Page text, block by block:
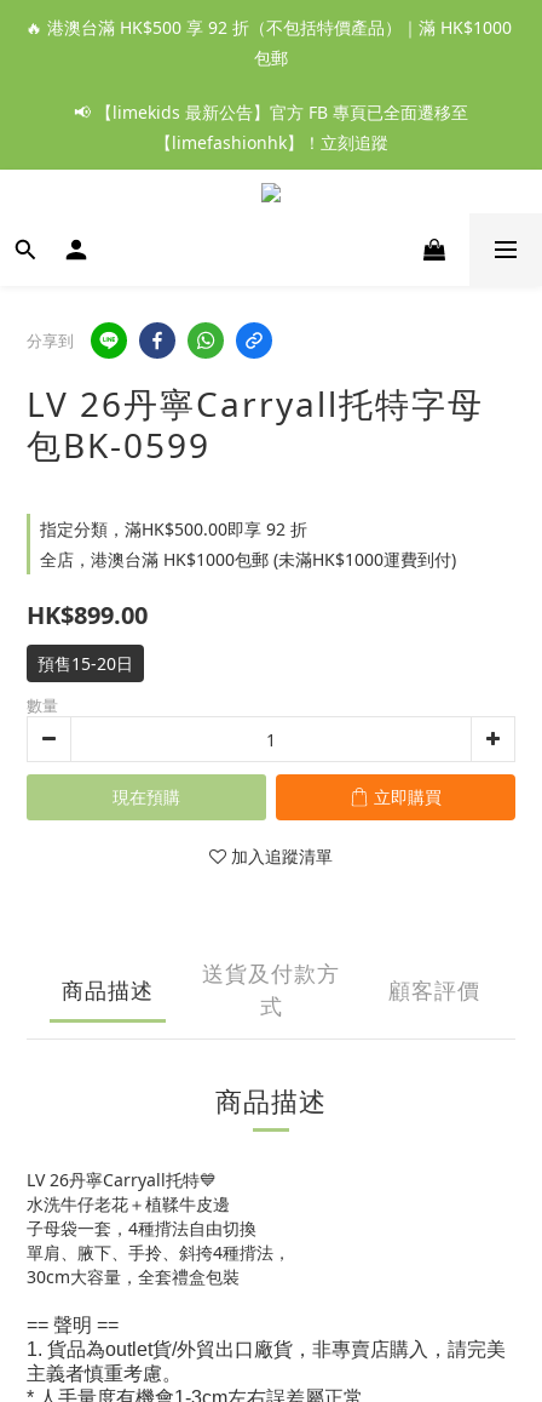
🔥 港澳台滿 HK$500 享 92 折（不包括特價產品）｜滿 HK$1000
包郵
📢 【limekids 最新公告】官方 FB 專頁已全面遷移至
【limefashionhk】！立刻追蹤
分享到
LV 26丹寧Carryall托特字母
包BK-0599
指定分類，滿HK$500.00即享 92 折
全店，港澳台滿 HK$1000包郵 (未滿HK$1000運費到付)
HK$899.00
預售15-20日
數量
現在預購 立即購買
加入追蹤清單
商品描述
送貨及付款方
式
顧客評價
商品描述
LV 26丹寧Carryall托特💙
水洗牛仔老花＋植鞣牛皮邊
子母袋一套，4種揹法自由切換
單肩、腋下、手拎、斜挎4種揹法，
30cm大容量，全套禮盒包裝
== 聲明 ==
1. 貨品為outlet貨/外貿出口廠貨，非專賣店購入，請完美
主義者慎重考慮。
* 人手量度有機會1-3cm左右誤差屬正常